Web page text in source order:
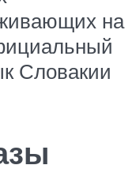
на
Словакии